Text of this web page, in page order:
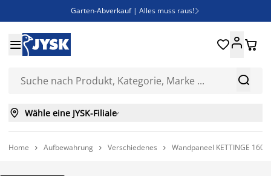
Garten-Abverkauf | Alles muss raus! 
Bist du Unternehmer? Entdecke JYSK-B2B
Esszimmerstuhl ADSLEV um nur 40€


 
 Wähle eine JYSK-Filiale
Home  Aufbewahrung  Verschiedenes  Wandpaneel KETTINGE